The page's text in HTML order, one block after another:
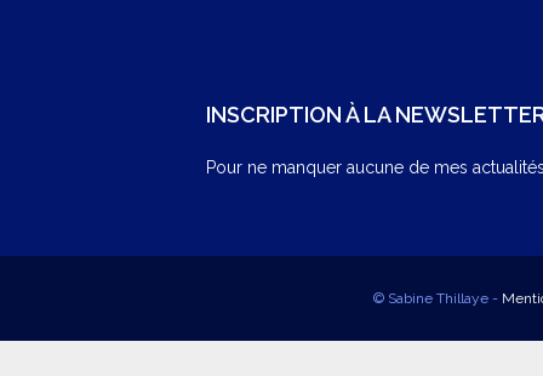
INSCRIPTION À LA
Pour ne manquer aucune de mes
© Sabine Thillaye -